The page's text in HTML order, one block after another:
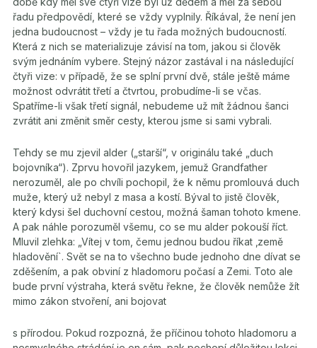
řadu předpovědí, které se vždy vyplnily. Říkával, že není jen
jedna budoucnost – vždy je tu řada možných budoucností.
Která z nich se materializuje závisí na tom, jakou si člověk
svým jednáním vybere. Stejný názor zastával i na následující
čtyři vize: v případě, že se splní první dvě, stále ještě máme
možnost odvrátit třetí a čtvrtou, probudíme-li se včas.
Spatříme-li však třetí signál, nebudeme už mít žádnou šanci
zvrátit ani změnit směr cesty, kterou jsme si sami vybrali.
Tehdy se mu zjevil alder („starší“, v originálu také „duch
bojovníka“). Zprvu hovořil jazykem, jemuž Grandfather
nerozuměl, ale po chvíli pochopil, že k němu promlouvá duch
muže, který už nebyl z masa a kostí. Býval to jistě člověk,
který kdysi šel duchovní cestou, možná šaman tohoto kmene.
A pak náhle porozuměl všemu, co se mu alder pokouší říct.
Mluvil zlehka: „Vítej v tom, čemu jednou budou říkat ‚země
hladovění`. Svět se na to všechno bude jednoho dne dívat se
zděšením, a pak obviní z hladomoru počasí a Zemi. Toto ale
bude první výstraha, která světu řekne, že člověk nemůže žít
mimo zákon stvoření, ani bojovat
s přírodou. Pokud rozpozná, že příčinou tohoto hladomoru a